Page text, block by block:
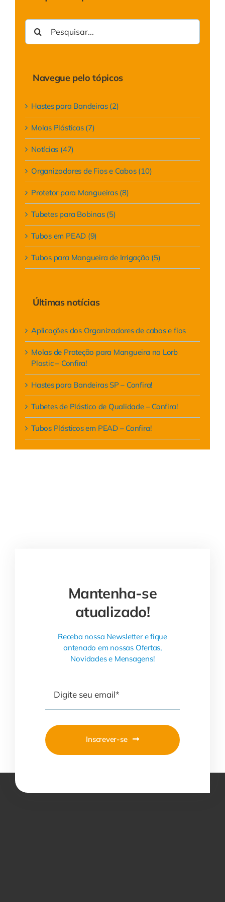
Contato
Buscar
resultados
para:
Navegue pelo tópicos
Hastes para Bandeiras (2)
Molas Plásticas (7)
Notícias (47)
Organizadores de Fios e Cabos (10)
Protetor para Mangueiras (8)
Tubetes para Bobinas (5)
Tubos em PEAD (9)
Tubos para Mangueira de Irrigação (5)
Últimas notícias
Aplicações dos Organizadores de cabos e fios
Molas de Proteção para Mangueira na Lorb
Plastic – Confira!
Hastes para Bandeiras SP – Confira!
Tubetes de Plástico de Qualidade – Confira!
Tubos Plásticos em PEAD – Confira!
Mantenha-se
atualizado!
Receba nossa Newsletter e fique
antenado em nossas Ofertas,
Novidades e Mensagens!
Inscrever-se